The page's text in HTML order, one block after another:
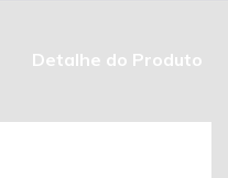
Detalhe do Produto